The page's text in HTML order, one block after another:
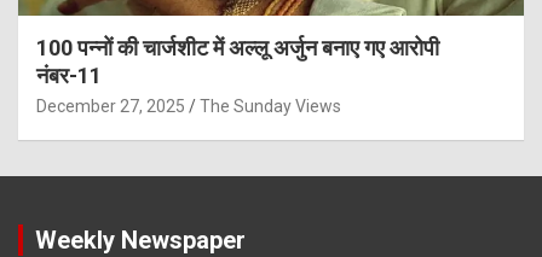
100 पन्नों की चार्जशीट में अल्लू अर्जुन बनाए गए आरोपी
नंबर-11
December 27, 2025 The Sunday Views
Weekly Newspaper